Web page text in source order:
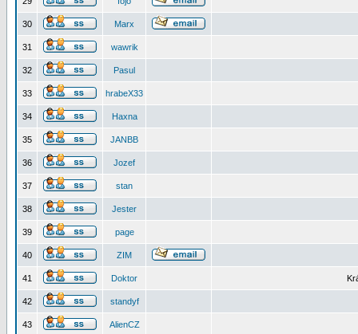
30 Marx
31 wawrik
32 Pasul
33 hrabeX33
34 Haxna
35 JANBB
36 Jozef
37 stan
38 Jester
39 page
40 ZIM
41 Doktor
42 standyf
43 AlienCZ